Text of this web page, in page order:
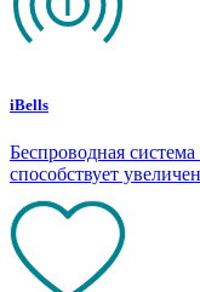
iBells
Беспроводная
способствует